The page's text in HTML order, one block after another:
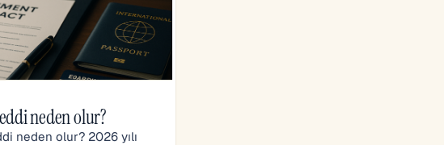
neden olur?
neden olur? 2026 yılı